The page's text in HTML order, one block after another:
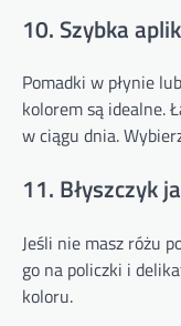
10. Szybka
Pomadki w płynie
kolorem są idealne.
w ciągu dnia.
11. Błyszczyk
Jeśli nie masz różu
go na policzki i
koloru.